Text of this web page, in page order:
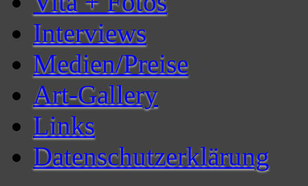
Interviews
Medien/Preise
Art-Gallery
Links
Datenschutzerklärung